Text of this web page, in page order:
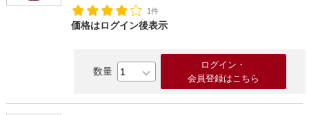
1件
価格はログイン後表示
ログイン・
会員登録はこちら